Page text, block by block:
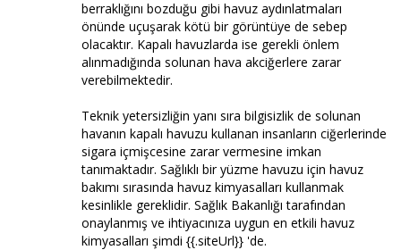
berraklığını bozduğu gibi havuz aydınlatmaları
önünde uçuşarak kötü bir görüntüye de sebep
olacaktır. Kapalı havuzlarda ise gerekli önlem
alınmadığında solunan hava akciğerlere zarar
verebilmektedir.
Teknik yetersizliğin yanı sıra bilgisizlik de solunan
havanın kapalı havuzu kullanan insanların ciğerlerinde
sigara içmişcesine zarar vermesine imkan
tanımaktadır. Sağlıklı bir yüzme havuzu için havuz
bakımı sırasında havuz kimyasalları kullanmak
kesinlikle gereklidir. Sağlık Bakanlığı tarafından
onaylanmış ve ihtiyacınıza uygun en etkili havuz
kimyasalları şimdi {{.siteUrl}} 'de.